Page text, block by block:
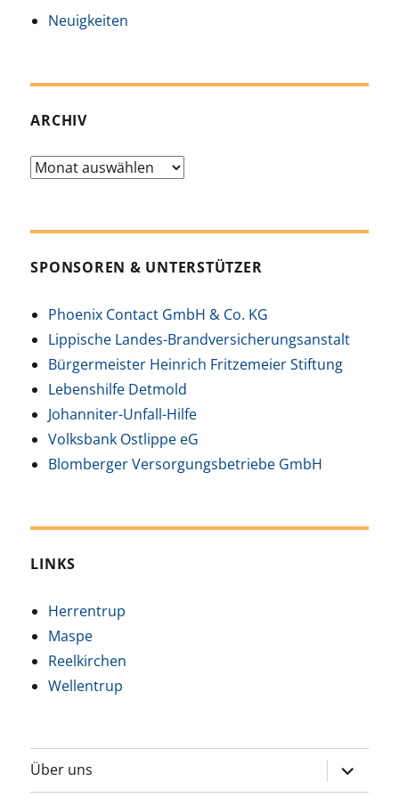
Neuigkeiten
ARCHIV
Archiv
SPONSOREN & UNTERSTÜTZER
Phoenix Contact GmbH & Co. KG
Lippische Landes-Brandversicherungsanstalt
Bürgermeister Heinrich Fritzemeier Stiftung
Lebenshilfe Detmold
Johanniter-Unfall-Hilfe
Volksbank Ostlippe eG
Blomberger Versorgungsbetriebe GmbH
LINKS
Herrentrup
Maspe
Reelkirchen
Wellentrup
Über uns
öffnen